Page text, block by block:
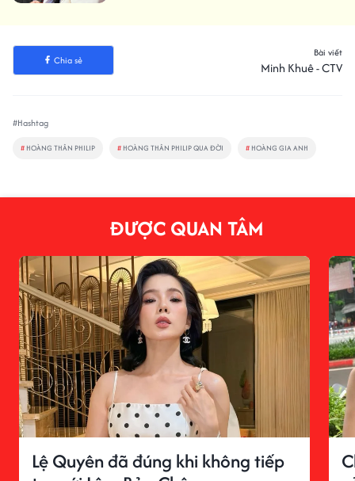
Chia sẻ
Bài viết
Minh Khuê - CTV
#Hashtag
# HOÀNG THÂN PHILIP # HOÀNG THÂN PHILIP QUA ĐỜI # HOÀNG GIA ANH
ĐƯỢC QUAN TÂM
Lệ Quyên đã đúng khi không tiếp